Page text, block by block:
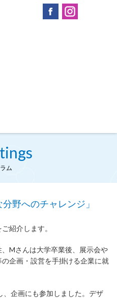
ム
野へのチャレンジ」
紹介します。
、Mさんは大学卒業後、展示会や
企画・設営を手掛ける企業に就
、企画にも参加しました。デザ